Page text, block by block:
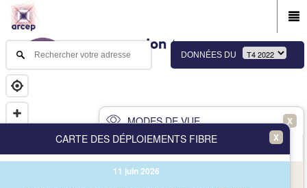
DONNÉES DU
MODES DE VUE X
X
CARTE DES DÉPLOIEMENTS FIBRE
11 juin 2026